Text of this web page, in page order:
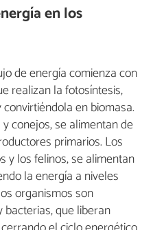
en los
de energía comienza con
realizan la fotosíntesis,
en biomasa.
conejos, se alimentan de
primarios. Los
y los felinos, se alimentan
la energía a niveles
organismos son
que liberan